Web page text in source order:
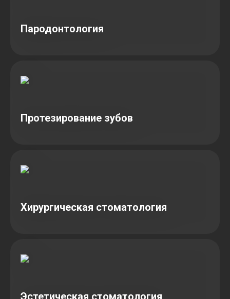
Пародонтология
Протезирование зубов
Хирургическая стоматология
Эстетическая стоматология